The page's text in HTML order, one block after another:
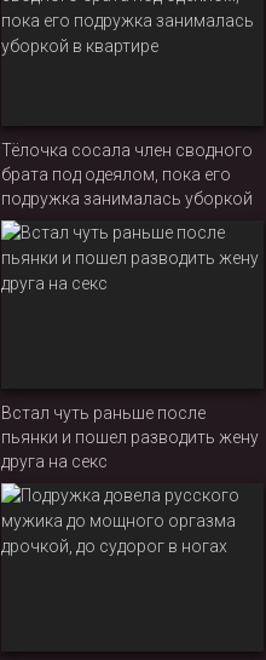
Тёлочка сосала член сводного
брата под одеялом, пока его
подружка занималась уборкой
в квартире
Встал чуть раньше после
пьянки и пошел разводить жену
друга на секс